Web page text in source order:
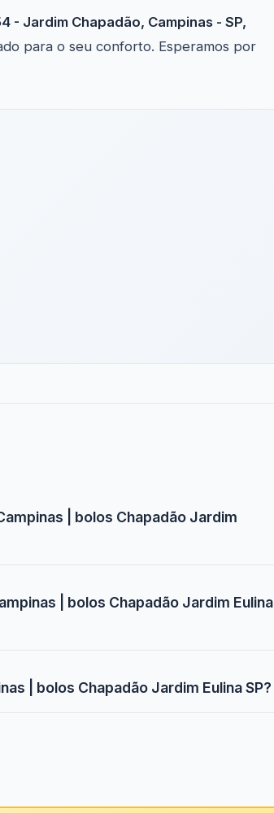
- Jardim Chapadão, Campinas - SP,
para o seu conforto. Esperamos por
| bolos Chapadão Jardim
| bolos Chapadão Jardim Eulina
| bolos Chapadão Jardim Eulina SP?